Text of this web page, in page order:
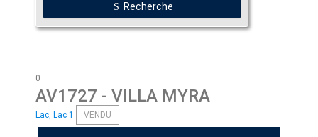
Recherche
0
AV1727 - VILLA MYRA
Lac, Lac 1 VENDU